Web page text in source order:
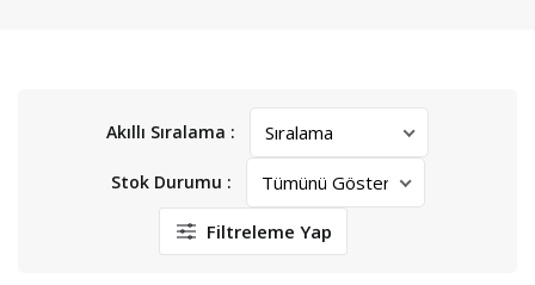
Akıllı Sıralama :
Stok Durumu :
Filtreleme Yap